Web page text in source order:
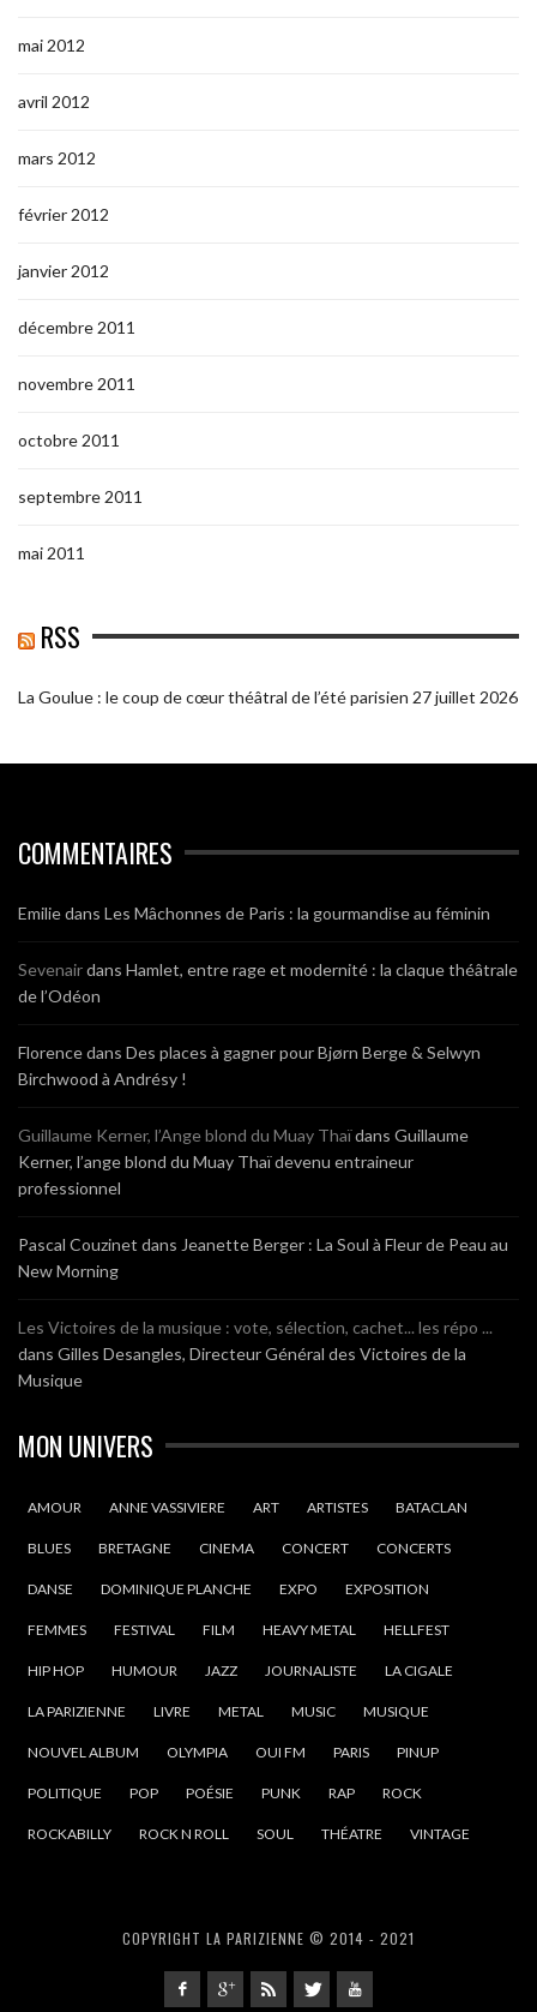
mai 2012
avril 2012
mars 2012
février 2012
janvier 2012
décembre 2011
novembre 2011
octobre 2011
septembre 2011
mai 2011
RSS
La Goulue : le coup de cœur théâtral de l’été parisien 27 juillet 2026
COMMENTAIRES
Emiliedans Les Mâchonnes de Paris : la gourmandise au féminin
Sevenairdans Hamlet, entre rage et modernité : la claque théâtrale
de l’Odéon
Florencedans Des places à gagner pour Bjørn Berge & Selwyn
Birchwood à Andrésy !
Guillaume Kerner, l’Ange blond du Muay Thaïdans Guillaume
Kerner, l’ange blond du Muay Thaï devenu entraineur
professionnel
Pascal Couzinet dans Jeanette Berger : La Soul à Fleur de Peau au
New Morning
Les Victoires de la musique : vote, sélection, cachet... les répo ...
dans Gilles Desangles, Directeur Général des Victoires de la
Musique
MON UNIVERS
AMOUR ANNE VASSIVIERE ART ARTISTES BATACLAN
BLUES BRETAGNE CINEMA CONCERT CONCERTS
DANSE DOMINIQUE PLANCHE EXPO EXPOSITION
FEMMES FESTIVAL FILM HEAVY METAL HELLFEST
HIP HOP HUMOUR JAZZ JOURNALISTE LA CIGALE
LA PARIZIENNE LIVRE METAL MUSIC MUSIQUE
NOUVEL ALBUM OLYMPIA OUI FM PARIS PINUP
POLITIQUE POP POÉSIE PUNK RAP ROCK
ROCKABILLY ROCK N ROLL SOUL THÉATRE VINTAGE
COPYRIGHT LA PARIZIENNE © 2014 - 2021